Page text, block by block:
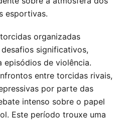
esportivas.
organizadas
significativos,
episódios de violência.
entre torcidas rivais,
por parte das
intenso sobre o papel
Este período trouxe uma